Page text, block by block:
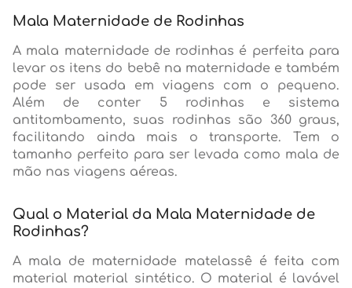
Mala Maternidade de Rodinhas
A mala maternidade de rodinhas é perfeita para
levar os itens do bebê na maternidade e também
pode ser usada em viagens com o pequeno.
Além de conter 5 rodinhas e sistema
antitombamento, suas rodinhas são 360 graus,
facilitando ainda mais o transporte. Tem o
tamanho perfeito para ser levada como mala de
mão nas viagens aéreas.
Qual o Material da Mala Maternidade de
Rodinhas?
A mala de maternidade matelassê é feita com
material material sintético. O material é lavável